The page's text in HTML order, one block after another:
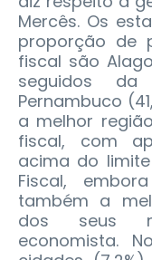
Mercês. Os
proporção de
fiscal são
seguidos
Pernambuco
a melhor
fiscal, com
acima do
Fiscal,
também a
dos seus
economista.